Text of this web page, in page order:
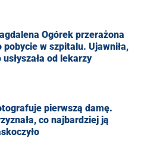
Ogórek przerażona
pobycie w szpitalu. Ujawniła,
usłyszała od lekarzy
pierwszą damę.
co najbardziej ją